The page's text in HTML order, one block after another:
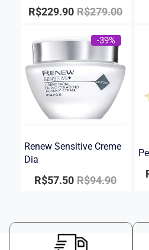
R$279.00
R$229.90
-39%
Renew Sensitive Creme
Dia
R$94.90
R$57.50